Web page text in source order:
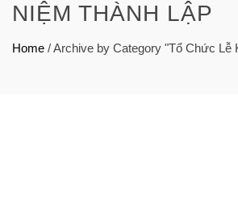
NIỆM THÀNH LẬP
Home /Archive by Category "Tổ Chức Lễ